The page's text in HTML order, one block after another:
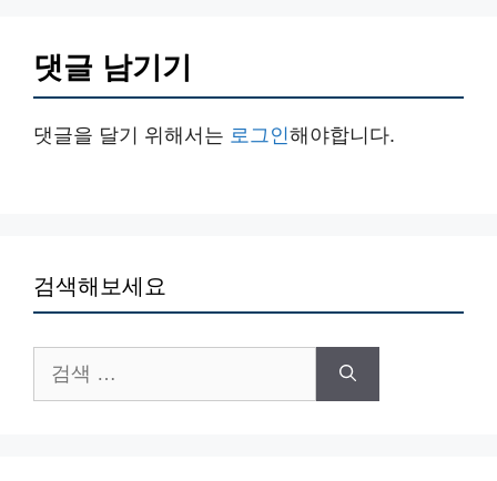
댓글 남기기
댓글을 달기 위해서는 로그인해야합니다.
검색해보세요
색: